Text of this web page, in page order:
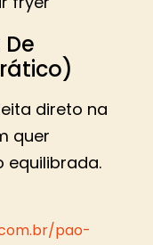
direto na
quer
equilibrada.
pao-